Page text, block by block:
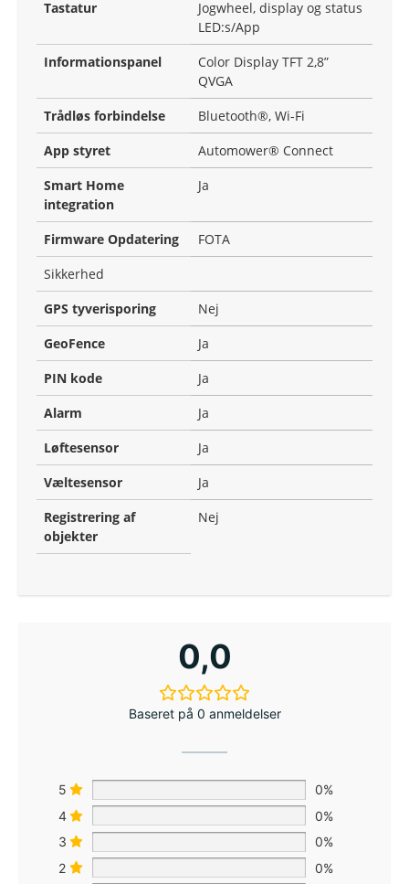
Tastatur
Jogwheel, display og status
LED:s/App
Informationspanel
Color Display TFT 2,8”
QVGA
Trådløs forbindelse
Bluetooth®, Wi-Fi
App styret
Automower® Connect
Smart Home
integration
Ja
Firmware Opdatering
FOTA
Sikkerhed
GPS tyverisporing
Nej
GeoFence
Ja
PIN kode
Ja
Alarm
Ja
Løftesensor
Ja
Væltesensor
Ja
Registrering af
objekter
Nej
0,0
Baseret på 0 anmeldelser
5
0%
4
0%
3
0%
2
0%